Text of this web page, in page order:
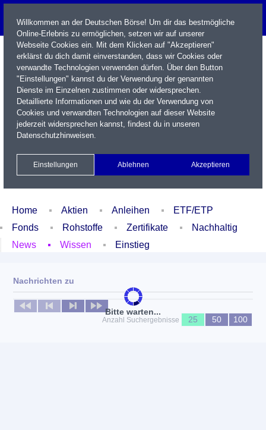
Name / WKN / ISIN / Kürzel
Xetra Realtime
Watchlist Portfolio Login
Home Aktien Anleihen
ETF/ETP
Fonds
Rohstoffe Zertifikate
Nachhaltig
News
Wissen Einstieg
Bitte warten...
Nachrichten zu
Keine News verfügbar
Anzahl Suchergebnisse
25 50 100
Willkommen an der Deutschen Börse! Um dir das bestmögliche
Online-Erlebnis zu ermöglichen, setzen wir auf unserer
Webseite Cookies ein. Mit dem Klicken auf "Akzeptieren"
erklärst du dich damit einverstanden, dass wir Cookies oder
verwandte Technologien verwenden dürfen. Über den Button
"Einstellungen" kannst du der Verwendung der genannten
Dienste im Einzelnen zustimmen oder widersprechen.
Detaillierte Informationen und wie du der Verwendung von
Cookies und verwandten Technologien auf dieser Website
jederzeit widersprechen kannst, findest du in unseren
Datenschutzhinweisen.
Einstellungen Ablehnen Akzeptieren